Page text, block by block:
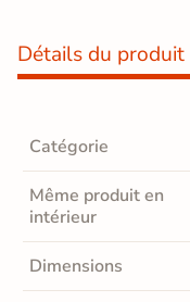
Détails du produit
Catégorie
Même produit en
intérieur
Dimensions